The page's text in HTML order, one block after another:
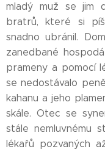
mladý muž se jim
bratrů, které si
snadno ubránil.
zanedbané
prameny a pomocí
se nedostávalo
kahanu a jeho
skále. Otec se
stále nemluvnému
lékařů pozvaných